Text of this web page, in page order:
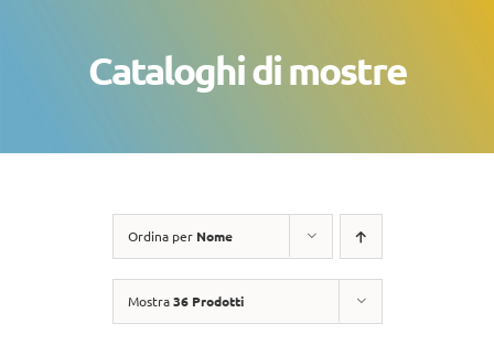
Cataloghi di mostre
Ordina per Nome
Mostra36 Prodotti